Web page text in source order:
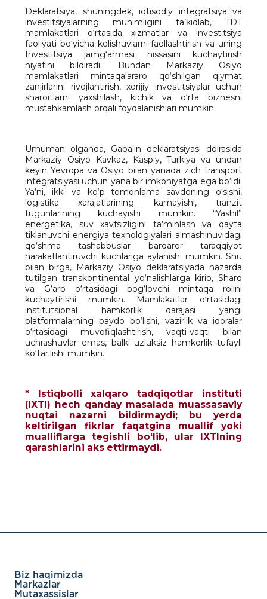
Deklaratsiya, shuningdek, iqtisodiy integratsiya va
investitsiyalarning muhimligini ta’kidlab, TDT
mamlakatlari o‘rtasida xizmatlar va investitsiya
faoliyati bo‘yicha kelishuvlarni faollashtirish va uning
Investitsiya jamg‘armasi hissasini kuchaytirish
niyatini bildiradi. Bundan Markaziy Osiyo
mamlakatlari mintaqalararo qo‘shilgan qiymat
zanjirlarini rivojlantirish, xorijiy investitsiyalar uchun
sharoitlarni yaxshilash, kichik va o‘rta biznesni
mustahkamlash orqali foydalanishlari mumkin.
Umuman olganda, Gabalin deklaratsiyasi doirasida
Markaziy Osiyo Kavkaz, Kaspiy, Turkiya va undan
keyin Yevropa va Osiyo bilan yanada zich transport
integratsiyasi uchun yana bir imkoniyatga ega bo‘ldi.
Ya’ni, ikki va ko‘p tomonlama savdoning o‘sishi,
logistika xarajatlarining kamayishi, tranzit
tugunlarining kuchayishi mumkin. “Yashil”
energetika, suv xavfsizligini ta’minlash va qayta
tiklanuvchi energiya texnologiyalari almashinuvidagi
qo‘shma tashabbuslar barqaror taraqqiyot
harakatlantiruvchi kuchlariga aylanishi mumkin. Shu
bilan birga, Markaziy Osiyo deklaratsiyada nazarda
tutilgan transkontinental yo‘nalishlarga kirib, Sharq
va G‘arb o‘rtasidagi bog‘lovchi mintaqa rolini
kuchaytirishi mumkin. Mamlakatlar o‘rtasidagi
institutsional hamkorlik darajasi yangi
platformalarning paydo bo‘lishi, vazirlik va idoralar
o‘rtasidagi muvofiqlashtirish, vaqti-vaqti bilan
uchrashuvlar emas, balki uzluksiz hamkorlik tufayli
ko‘tarilishi mumkin.
* Istiqbolli xalqaro tadqiqotlar instituti
(IXTI) hech qanday masalada muassasaviy
nuqtai nazarni bildirmaydi; bu yerda
keltirilgan fikrlar faqatgina muallif yoki
mualliflarga tegishli bo‘lib, ular IXTIning
qarashlarini aks ettirmaydi.
Biz haqimizda
Markazlar
Mutaxassislar